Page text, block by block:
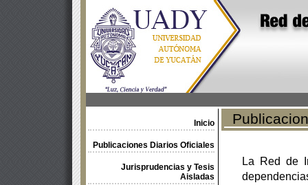
Inicio
Publicaciones Diarios Oficiales
Jurisprudencias y Tesis
Aisladas
La Red de